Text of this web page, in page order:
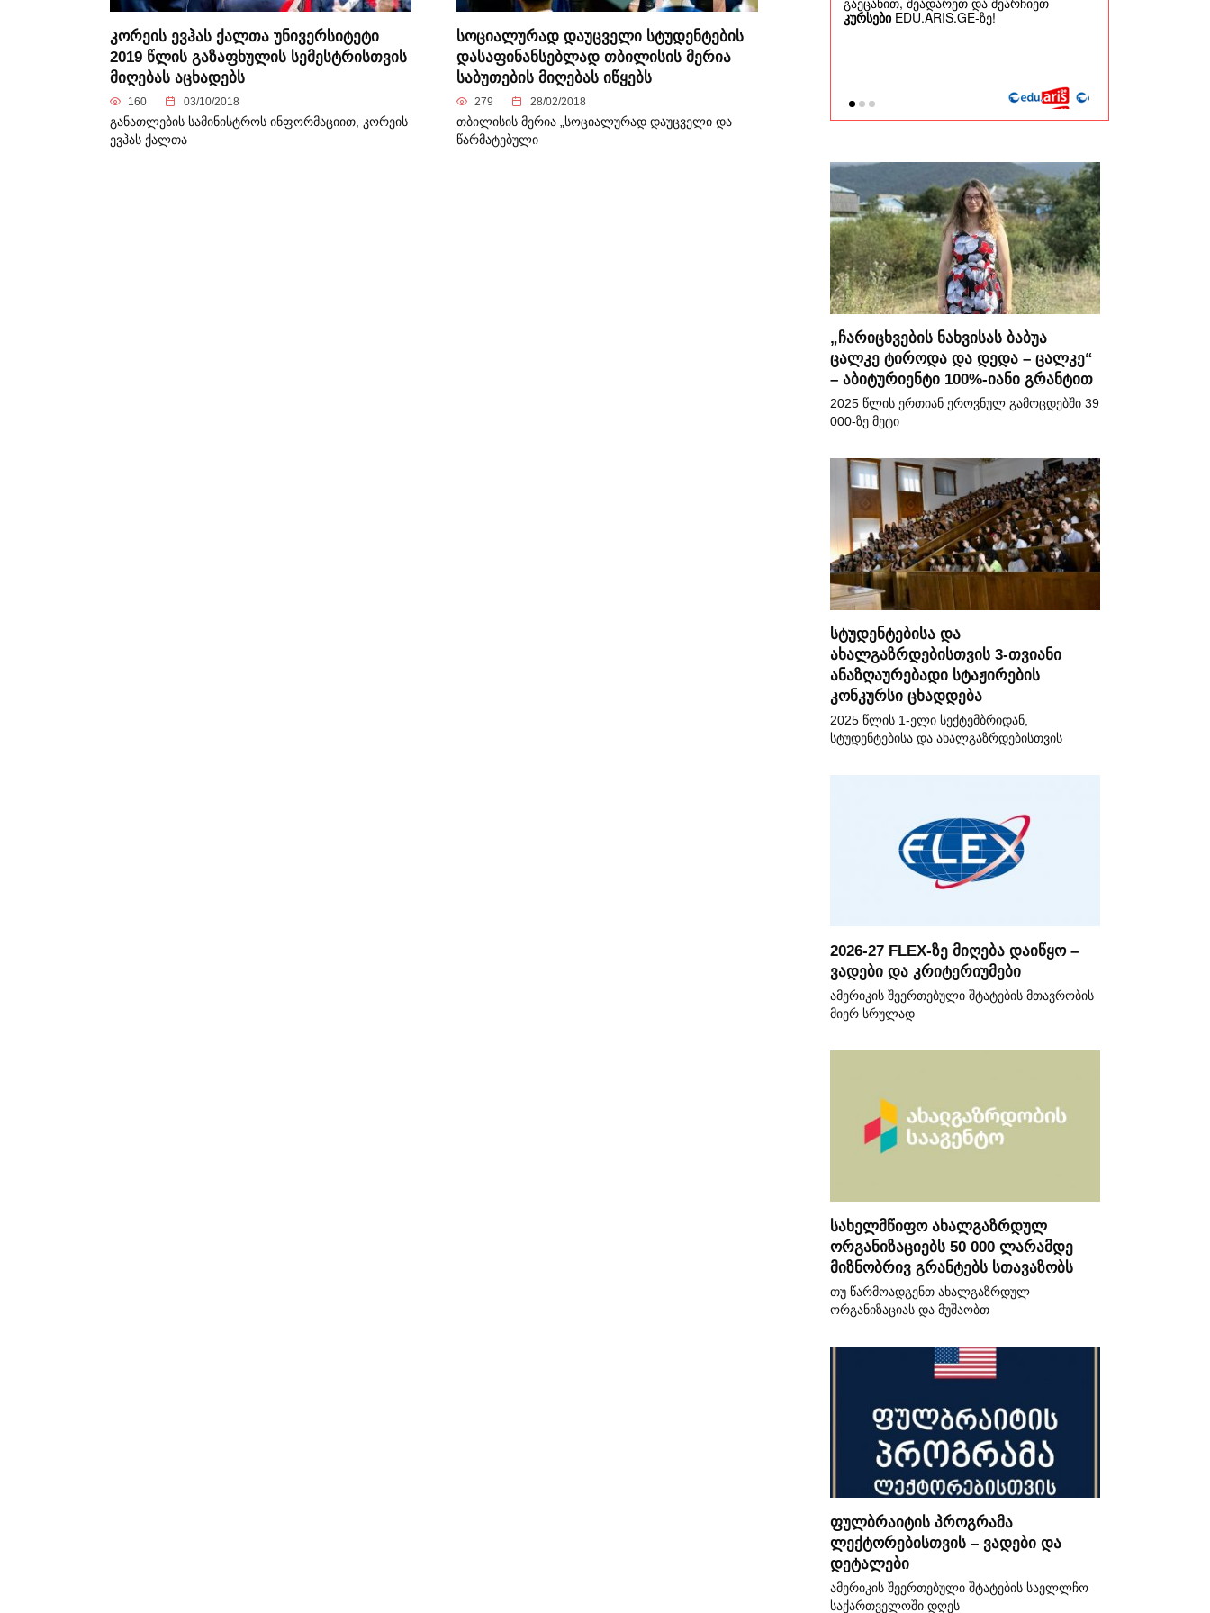
კორეის ევჰას ქალთა უნივერსიტეტი
2019 წლის გაზაფხულის სემესტრისთვის
მიღებას აცხადებს
160 03/10/2018
განათლების სამინისტროს ინფორმაციით, კორეის
ევჰას ქალთა
სოციალურად დაუცველი სტუდენტების
დასაფინანსებლად თბილისის მერია
საბუთების მიღებას იწყებს
279 28/02/2018
თბილისის მერია „სოციალურად დაუცველი და
წარმატებული
„ჩარიცხვების ნახვისას ბაბუა
ცალკე ტიროდა და დედა – ცალკე“
– აბიტურიენტი 100%-იანი გრანტით
2025 წლის ერთიან ეროვნულ გამოცდებში 39
000-ზე მეტი
სტუდენტებისა და
ახალგაზრდებისთვის 3-თვიანი
ანაზღაურებადი სტაჟირების
კონკურსი ცხადდება
2025 წლის 1-ელი სექტემბრიდან,
სტუდენტებისა და ახალგაზრდებისთვის
2026-27 FLEX-ზე მიღება დაიწყო –
ვადები და კრიტერიუმები
ამერიკის შეერთებული შტატების მთავრობის
მიერ სრულად
სახელმწიფო ახალგაზრდულ
ორგანიზაციებს 50 000 ლარამდე
მიზნობრივ გრანტებს სთავაზობს
თუ წარმოადგენთ ახალგაზრდულ
ორგანიზაციას და მუშაობთ
ფულბრაიტის პროგრამა
ლექტორებისთვის – ვადები და
დეტალები
ამერიკის შეერთებული შტატების საელლჩო
საქართველოში დღეს